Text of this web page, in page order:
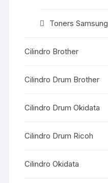
Toners Samsung
Cilindro Brother
Cilindro Drum Brother
Cilindro Drum Okidata
Cilindro Drum Ricoh
Cilindro Okidata